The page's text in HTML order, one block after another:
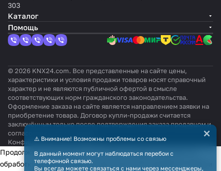
303
Каталог
Помощь
© 2026 KNX24.com. Все представленные на сайте цены,
характеристики и условия продажи товаров носят справочный
характер и не являются публичной офертой в смысле
соответствующих норм гражданского законодательства.
Оформление заказа на сайте является направлением заявки на
приобретение товара. Договор купли-продажи считается
заключённым только после подтверждения заказа продавцом и
согласования всех условий.
КонфиденциальностьОферта
⚠️ Внимание! Возможны проблемы со связью
В данный момент могут наблюдаться перебои с
телефонной связью.
Вы всегда можете связаться с нами через мессенджеры,
×
Продолжая использовать наш сайт, вы даёте согласие на
обработку файлов cookie в целях функционирования сайта и